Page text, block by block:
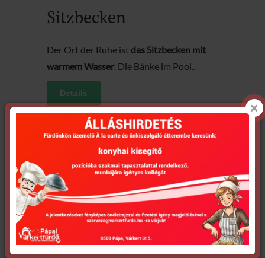
Sitzbecken
Der Ort der Ruhe ist das Sitzbecken mit
warmem Wasser. Die Bänke im Pool..
Details
Sportbecken